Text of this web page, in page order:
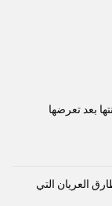
بعد تعرضها
العريان التي